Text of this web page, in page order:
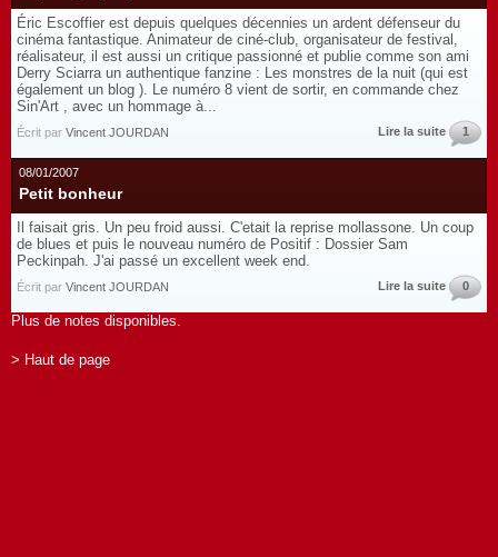
Éric Escoffier est depuis quelques décennies un ardent défenseur du
cinéma fantastique. Animateur de ciné-club, organisateur de festival,
réalisateur, il est aussi un critique passionné et publie comme son ami
Derry Sciarra un authentique fanzine : Les monstres de la nuit (qui est
également un blog ). Le numéro 8 vient de sortir, en commande chez
Sin'Art , avec un hommage à...
Écrit par Vincent JOURDAN Lire la suite 1
08/01/2007
Petit bonheur
Il faisait gris. Un peu froid aussi. C'etait la reprise mollassone. Un coup
de blues et puis le nouveau numéro de Positif : Dossier Sam
Peckinpah. J'ai passé un excellent week end.
Écrit par Vincent JOURDAN Lire la suite 0
Plus de notes disponibles.
> Haut de page